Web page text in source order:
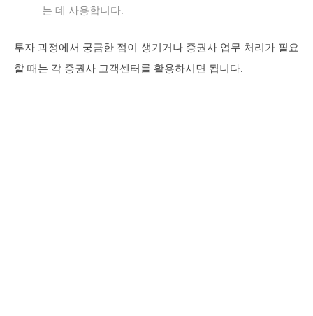
는 데 사용합니다.
투자 과정에서 궁금한 점이 생기거나 증권사 업무 처리가 필요
할 때는 각 증권사 고객센터를 활용하시면 됩니다.